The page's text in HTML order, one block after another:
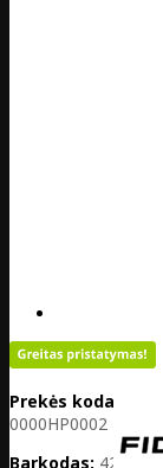
Prekės kodas:
0000HP0002
Barkodas: